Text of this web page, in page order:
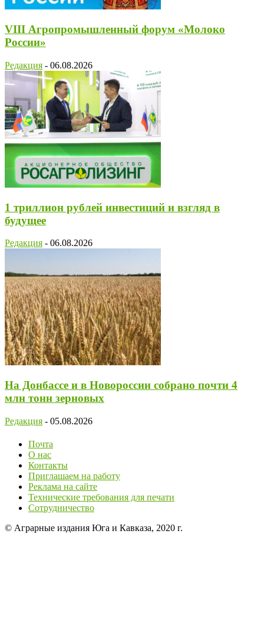
VIII Агропромышленный форум «Молоко
России»
Редакция - 06.08.2026
1 триллион рублей инвестиций и взгляд в
будущее
Редакция - 06.08.2026
На Донбассе и в Новороссии собрано почти 4
млн тонн зерновых
Редакция - 05.08.2026
Почта
О нас
Контакты
Приглашаем на работу
Реклама на сайте
Технические требования для печати
Сотрудничество
© Аграрные издания Юга и Кавказа, 2020 г.